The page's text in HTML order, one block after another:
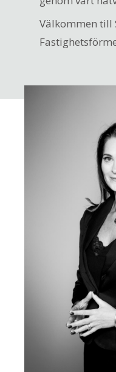
Välkommen till